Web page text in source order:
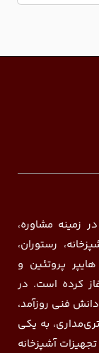
زمینه مشاوره،
رستوران،
پروتئین و
(برشته‌کاری قهوه) از سال ۱۳۸۵ آغاز کرده است. در
فنی روزآمد،
به یکی
آشپزخانه